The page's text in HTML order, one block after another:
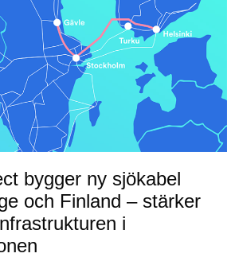
bygger ny sjökabel
och Finland – stärker
i